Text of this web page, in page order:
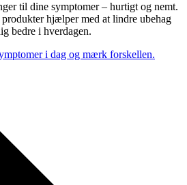
til dine symptomer – hurtigt og nemt.
hjælper med at lindre ubehag
bedre i hverdagen.
i dag og mærk forskellen.